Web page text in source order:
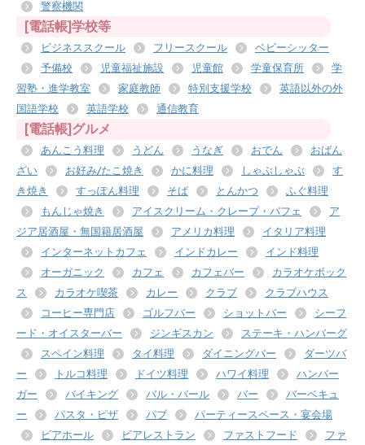
警察機関
[電話帳]学校等
ビジネススクール フリースクール
ベビーシッター
予備校
児童福祉施設 児童館 学童保育所
学
習塾・進学教室
家庭教師 特別支援学校
英語以外の外
国語学校
英語学校 通信教育
[電話帳]グルメ
あんこう料理 うどん うなぎ おでん
おばん
ざい
お好み/たこ焼き かに料理 しゃぶしゃぶ
す
き焼き
すっぽん料理 そば とんかつ
ふぐ料理
もんじゃ焼き
アイスクリーム・クレープ・パフェ
ア
ジア居酒屋・無国籍居酒屋
アメリカ料理
イタリア料理
インターネットカフェ
インドカレー
インド料理
オーガニック
カフェ カフェバー
カラオケボック
ス
カラオケ喫茶 カレー クラブ
クラブハウス
コーヒー専門店
ゴルフバー ショットバー
シーフ
ード・オイスターバー
ジンギスカン
ステーキ・ハンバーグ
スペイン料理
タイ料理 ダイニングバー
ダーツバ
ー
トルコ料理 ドイツ料理 ハワイ料理
ハンバー
ガー
バイキング バル・バール バー
バーベキュ
ー
パスタ・ピザ パブ
パーティースペース・宴会場
ビアホール
ビアレストラン ファストフード
ファ